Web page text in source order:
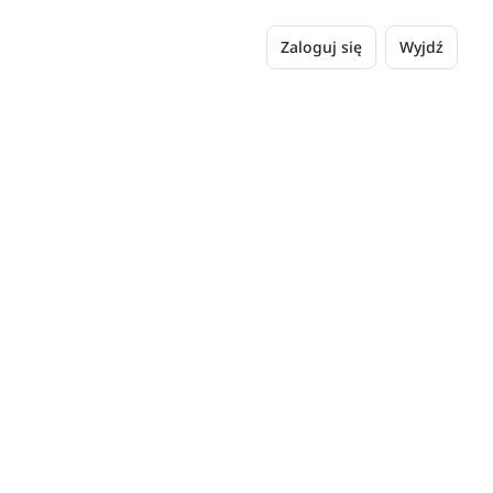
Zaloguj się Wyjdź